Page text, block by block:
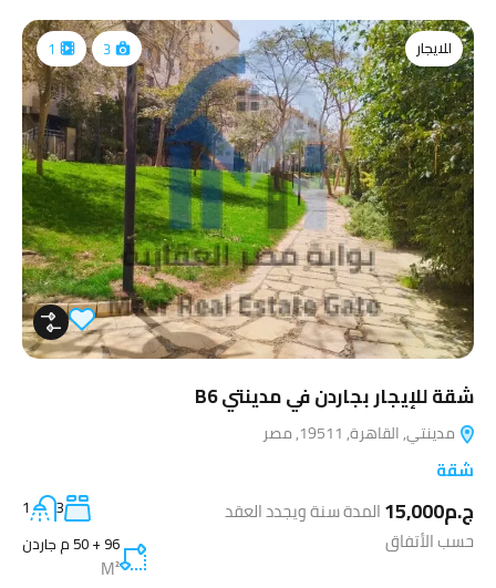
للايجار 3
1
شقة للإيجار بجاردن في مدينتي B6
مدينتي, القاهرة, 19511, مصر
شقة
ج.م15,000
المدة سنة ويجدد العقد
حسب الأتفاق
3
1
96 + 50 م جاردن
M²